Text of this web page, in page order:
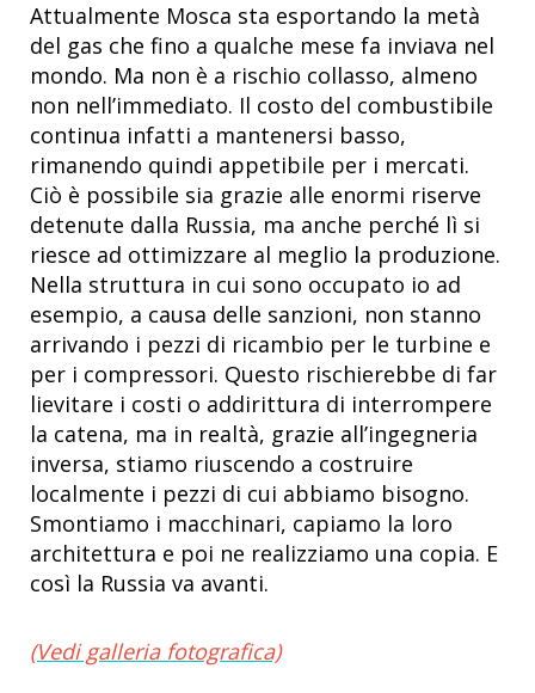
Attualmente Mosca sta esportando la metà
del gas che fino a qualche mese fa inviava nel
mondo. Ma non è a rischio collasso, almeno
non nell’immediato. Il costo del combustibile
continua infatti a mantenersi basso,
rimanendo quindi appetibile per i mercati.
Ciò è possibile sia grazie alle enormi riserve
detenute dalla Russia, ma anche perché lì si
riesce ad ottimizzare al meglio la produzione.
Nella struttura in cui sono occupato io ad
esempio, a causa delle sanzioni, non stanno
arrivando i pezzi di ricambio per le turbine e
per i compressori. Questo rischierebbe di far
lievitare i costi o addirittura di interrompere
la catena, ma in realtà, grazie all’ingegneria
inversa, stiamo riuscendo a costruire
localmente i pezzi di cui abbiamo bisogno.
Smontiamo i macchinari, capiamo la loro
architettura e poi ne realizziamo una copia. E
così la Russia va avanti.
(Vedi galleria fotografica)